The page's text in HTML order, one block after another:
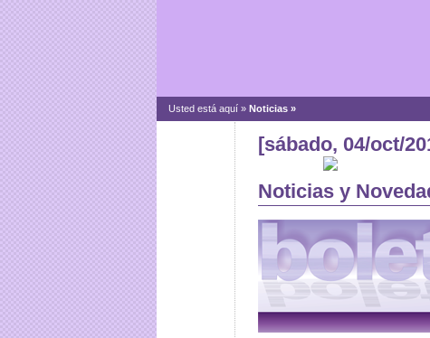
Usted está aquí » Noticias »
[sábado, 04/oct/
Noticias y